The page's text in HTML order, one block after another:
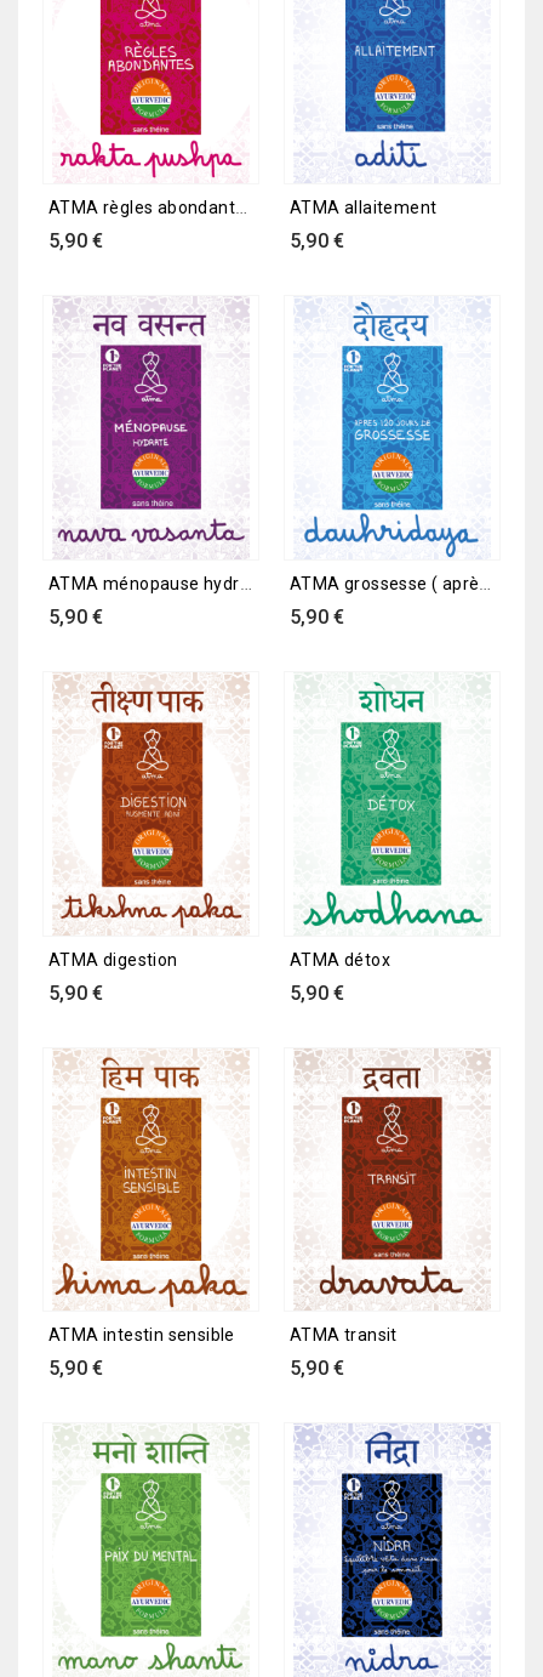
ATMA règles abondantes
Prix
5,90 €
ATMA allaitement
Prix
5,90 €
ATMA ménopause hydrate
Prix
5,90 €
ATMA grossesse ( après 120...
Prix
5,90 €
ATMA digestion
Prix
5,90 €
ATMA détox
Prix
5,90 €
ATMA intestin sensible
Prix
5,90 €
ATMA transit
Prix
5,90 €